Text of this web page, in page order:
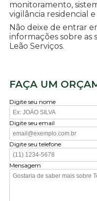
monitoramento,
vigilância residencial
Não deixe de entrar
informações sobre as
Leão Serviços.
FAÇA UM
Digite seu nome
Digite seu email
Digite seu telefone
Mensagem